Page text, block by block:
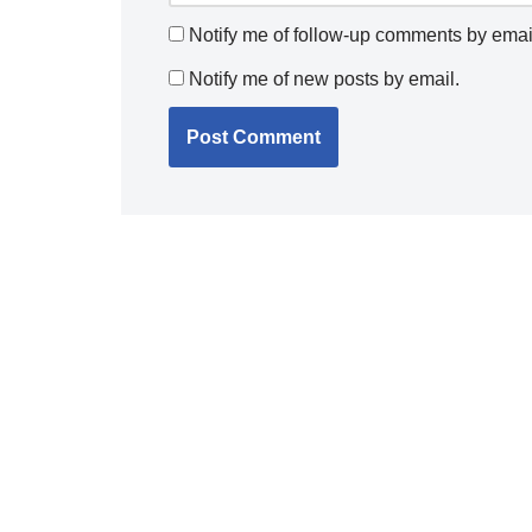
Notify me of follow-up comments by
Notify me of new posts by email.